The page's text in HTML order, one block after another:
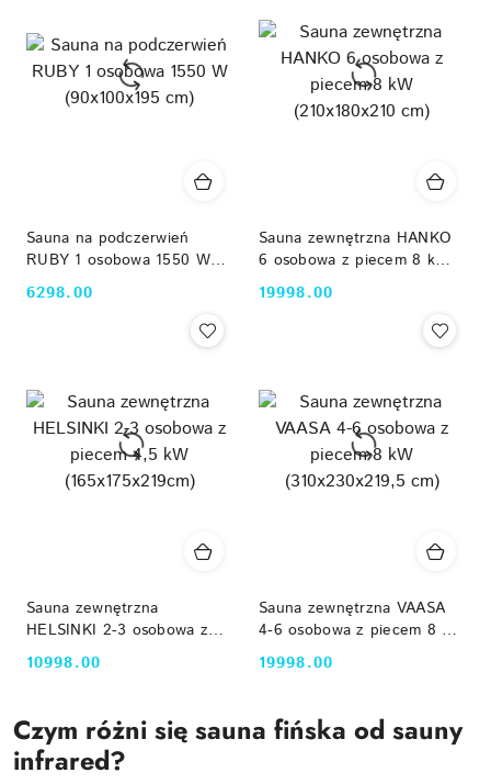
Sauna na podczerwień
RUBY 1 osobowa 1550 W
(90x100x195 cm)
Cena:
6298.00
Sauna zewnętrzna HANKO
6 osobowa z piecem 8 kW
(210x180x210 cm)
Cena:
19998.00
Sauna zewnętrzna
HELSINKI 2-3 osobowa z
piecem 4,5 kW
(165x175x219cm)
Cena:
10998.00
Sauna zewnętrzna VAASA
4-6 osobowa z piecem 8 kW
(310x230x219,5 cm)
Cena:
19998.00
Czym różni się sauna fińska od sauny
infrared?